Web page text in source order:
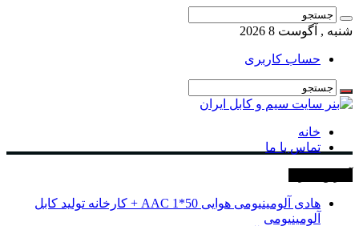
شنبه , آگوست 8 2026
حساب کاربری
خانه
تماس با ما
هادی آلومینیومی هوایی 50*1 AAC + کارخانه تولید کابل
آلومینیومی